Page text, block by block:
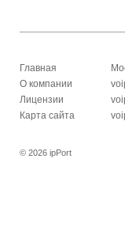
Главная
О компании
Лицензии
Карта сайта
© 2026 ipPort